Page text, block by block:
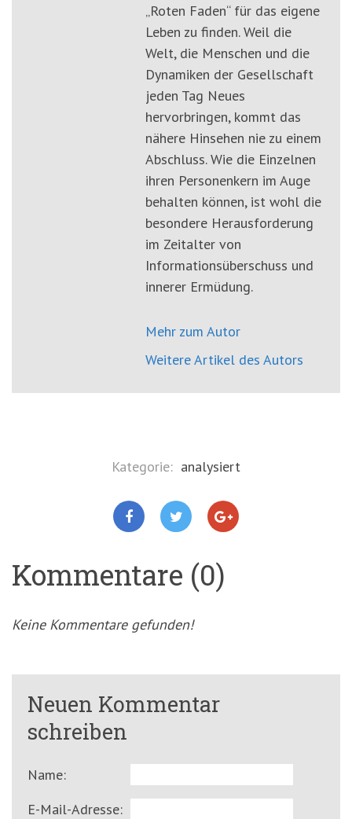
„Roten Faden“ für das eigene
Leben zu finden. Weil die
Welt, die Menschen und die
Dynamiken der Gesellschaft
jeden Tag Neues
hervorbringen, kommt das
nähere Hinsehen nie zu einem
Abschluss. Wie die Einzelnen
ihren Personenkern im Auge
behalten können, ist wohl die
besondere Herausforderung
im Zeitalter von
Informationsüberschuss und
innerer Ermüdung.
Mehr zum Autor
Weitere Artikel des Autors
Kategorie: analysiert
Kommentare (0)
Keine Kommentare gefunden!
Neuen Kommentar
schreiben
Name:
E-Mail-Adresse: